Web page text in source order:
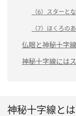
（6）スターと
（7）ほくろの
仏眼と神秘十字
神秘十字線には
神秘十字線とは